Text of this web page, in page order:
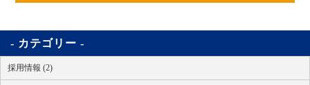
カテゴリー
採用情報 (2)